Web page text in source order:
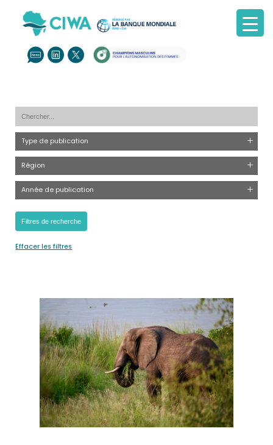
Type de publication
Région
Année de publication
Effacer les filtres